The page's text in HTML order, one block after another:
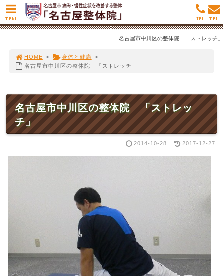
名古屋市中川区の整体院 「ストレッチ」
HOME > 身体と健康 >
名古屋市中川区の整体院 「ストレッチ」
名古屋市中川区の整体院 「ストレッ
チ」
2014-10-28 2017-12-27
MENU MAIL
TEL